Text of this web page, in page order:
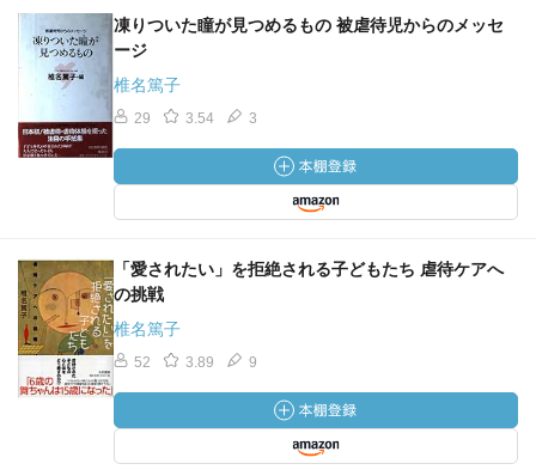
凍りついた瞳が見つめるもの 被虐待児からのメッセ
ージ
椎名篤子
29 3.54 3
「愛されたい」を拒絶される子どもたち 虐待ケアへ
の挑戦
椎名篤子
52 3.89 9